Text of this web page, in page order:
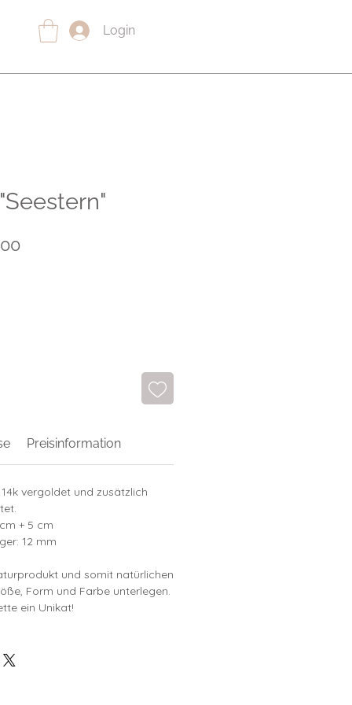
Login
Sale
Preisinformation
vergoldet und zusätzlich
+ 5 cm
12 mm
und somit natürlichen
Form und Farbe unterlegen.
ein Unikat!